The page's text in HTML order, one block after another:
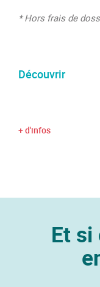
* Hors frais de
Découvrir
+ d'infos
Et